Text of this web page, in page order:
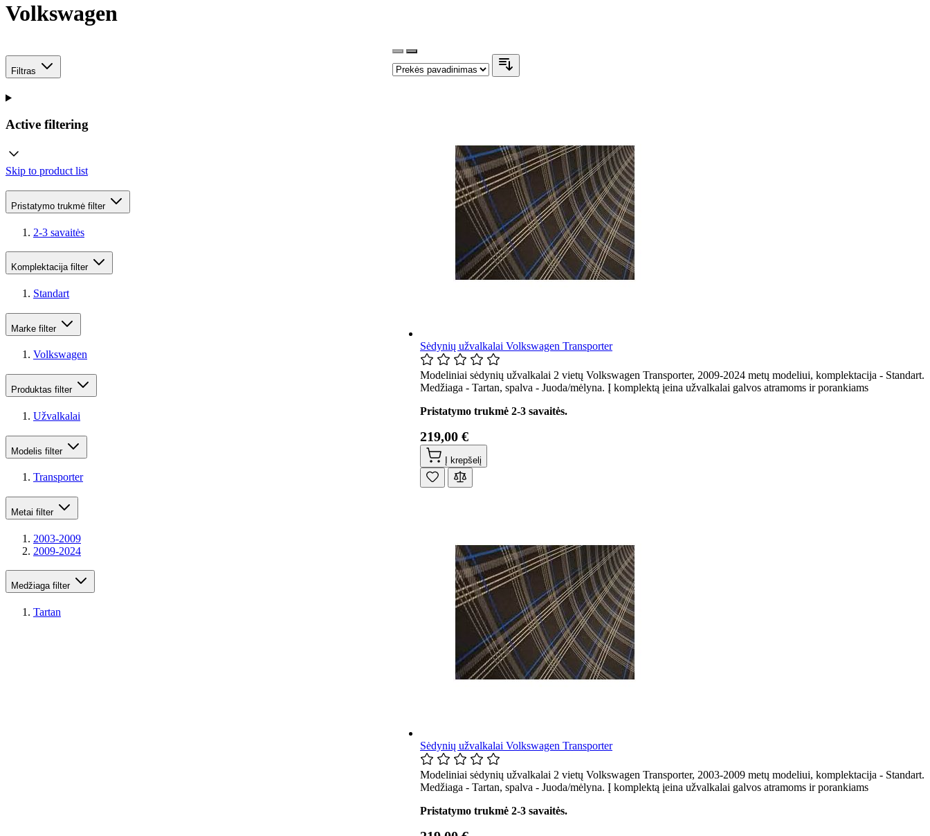
Volkswagen
Filtras
Active filtering
Skip to product list
Pristatymo trukmė filter
2-3 savaitės
Komplektacija filter
Standart
Marke filter
Volkswagen
Produktas filter
Užvalkalai
Modelis filter
Transporter
Metai filter
2003-2009
2009-2024
Medžiaga filter
Tartan
Sėdynių užvalkalai Volkswagen Transporter
Modeliniai sėdynių užvalkalai 2 vietų Volkswagen Transporter, 2009-2024 metų modeliui, komplektacija - Standart.
Medžiaga - Tartan, spalva - Juoda/mėlyna. Į komplektą įeina užvalkalai galvos atramoms ir porankiams
Pristatymo trukmė 2-3 savaitės.
219,00 €
Į krepšelį
Sėdynių užvalkalai Volkswagen Transporter
Modeliniai sėdynių užvalkalai 2 vietų Volkswagen Transporter, 2003-2009 metų modeliui, komplektacija - Standart.
Medžiaga - Tartan, spalva - Juoda/mėlyna. Į komplektą įeina užvalkalai galvos atramoms ir porankiams
Pristatymo trukmė 2-3 savaitės.